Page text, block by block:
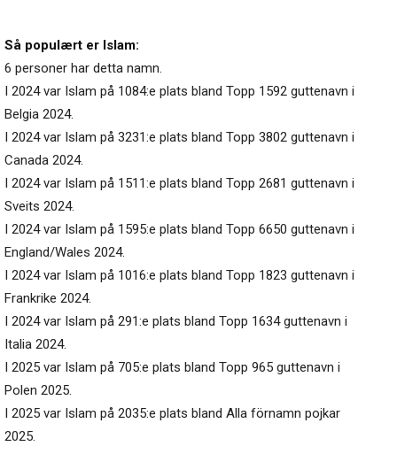
Så populært er Islam:
6 personer har detta namn.
I 2024 var Islam på 1084:e plats bland Topp 1592 guttenavn i
Belgia 2024.
I 2024 var Islam på 3231:e plats bland Topp 3802 guttenavn i
Canada 2024.
I 2024 var Islam på 1511:e plats bland Topp 2681 guttenavn i
Sveits 2024.
I 2024 var Islam på 1595:e plats bland Topp 6650 guttenavn i
England/Wales 2024.
I 2024 var Islam på 1016:e plats bland Topp 1823 guttenavn i
Frankrike 2024.
I 2024 var Islam på 291:e plats bland Topp 1634 guttenavn i
Italia 2024.
I 2025 var Islam på 705:e plats bland Topp 965 guttenavn i
Polen 2025.
I 2025 var Islam på 2035:e plats bland Alla förnamn pojkar
2025.